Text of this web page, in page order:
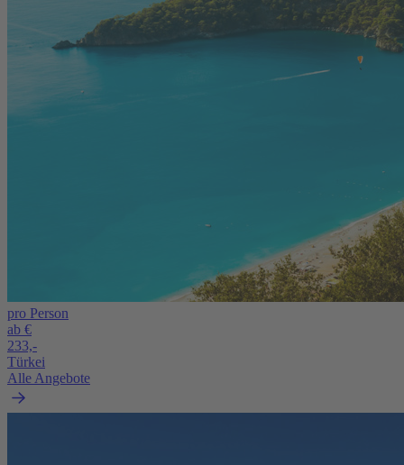
pro Person
ab €
233,-
Türkei
Alle Angebote